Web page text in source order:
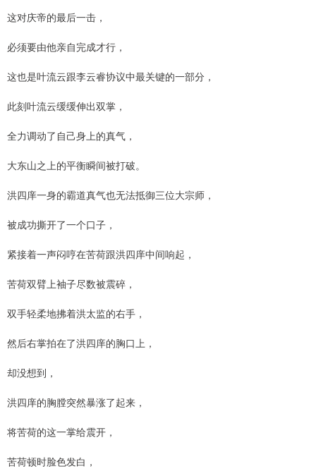
这对庆帝的最后一击，
必须要由他亲自完成才行，
这也是叶流云跟李云睿协议中最关键的一部分，
此刻叶流云缓缓伸出双掌，
全力调动了自己身上的真气，
大东山之上的平衡瞬间被打破。
洪四庠一身的霸道真气也无法抵御三位大宗师，
被成功撕开了一个口子，
紧接着一声闷哼在苦荷跟洪四庠中间响起，
苦荷双臂上袖子尽数被震碎，
双手轻柔地拂着洪太监的右手，
然后右掌拍在了洪四庠的胸口上，
却没想到，
洪四庠的胸膛突然暴涨了起来，
将苦荷的这一掌给震开，
苦荷顿时脸色发白，